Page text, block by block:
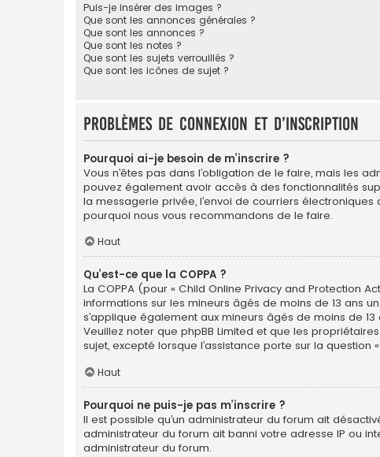
Puis-je insérer des images ?
Que sont les annonces générales ?
Que sont les annonces ?
Que sont les notes ?
Que sont les sujets verrouillés ?
Que sont les icônes de sujet ?
Problèmes de connexion et d’inscription
Pourquoi ai-je besoin de m’inscrire ?
Vous n’êtes pas dans l’obligation de le faire, mais les
pouvez également avoir accès à des fonctionnalités
la messagerie privée, l’envoi de courriers électroniques
pourquoi nous vous recommandons de le faire.
Haut
Qu’est-ce que la COPPA ?
La COPPA (pour « Child Online Privacy and Protection
informations sur les mineurs âgés de moins de 13 ans
s’applique également aux mineurs âgés de moins de
Veuillez noter que phpBB Limited et que les
sujet, excepté lorsque l’assistance porte sur la
Haut
Pourquoi ne puis-je pas m’inscrire ?
Il est possible qu’un administrateur du forum ait
administrateur du forum ait banni votre adresse IP ou
administrateur du forum.